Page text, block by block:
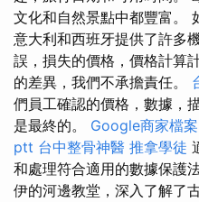
文化和自然景點中都豐富。
意大利和西班牙提供了許多
誤，損失的價格，價格計算
的差異，我們不承擔責任。
們員工確認的價格，數據，
是最終的。 Google商家檔案
ptt 台中整骨神醫 推拿學徒
和處理符合適用的數據保護
伊的河邊教堂，深入了解了